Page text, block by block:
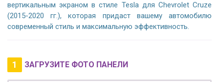
вертикальным экраном в стиле Tesla для Chevrolet Cruze
(2015-2020 гг.), которая придаст вашему автомобилю
современный стиль и максимальную эффективность.
1 ЗАГРУЗИТЕ ФОТО ПАНЕЛИ